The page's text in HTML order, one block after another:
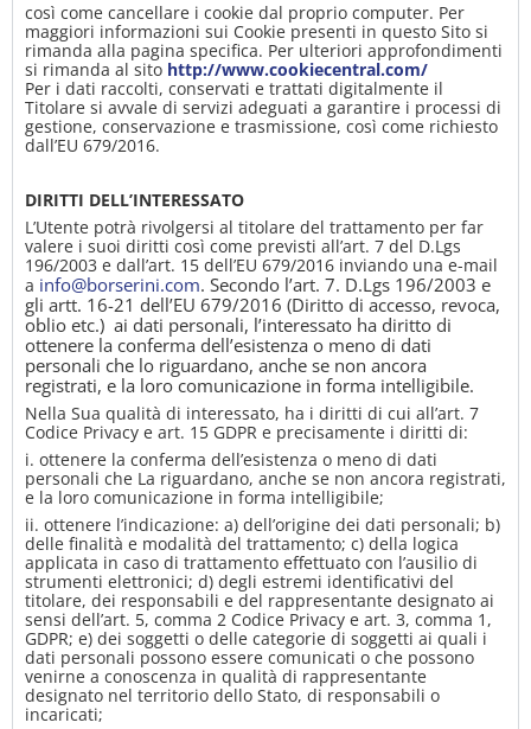
così come cancellare i cookie dal proprio computer. Per
maggiori informazioni sui Cookie presenti in questo Sito si
rimanda alla pagina specifica. Per ulteriori approfondimenti
si rimanda al sito http://www.cookiecentral.com/
Per i dati raccolti, conservati e trattati digitalmente il
Titolare si avvale di servizi adeguati a garantire i processi di
gestione, conservazione e trasmissione, così come richiesto
dall’EU 679/2016.
DIRITTI DELL’INTERESSATO
L’Utente potrà rivolgersi al titolare del trattamento per far
valere i suoi diritti così come previsti all’art. 7 del D.Lgs
196/2003 e dall’art. 15 dell’EU 679/2016 inviando una e-mail
a info@borserini.com. Secondo l’art. 7. D.Lgs 196/2003 e
gli artt. 16-21 dell’EU 679/2016 (Diritto di accesso, revoca,
oblio etc.) ai dati personali, l’interessato ha diritto di
ottenere la conferma dell’esistenza o meno di dati
personali che lo riguardano, anche se non ancora
registrati, e la loro comunicazione in forma intelligibile.
Nella Sua qualità di interessato, ha i diritti di cui all’art. 7
Codice Privacy e art. 15 GDPR e precisamente i diritti di:
i. ottenere la conferma dell’esistenza o meno di dati
personali che La riguardano, anche se non ancora registrati,
e la loro comunicazione in forma intelligibile;
ii. ottenere l’indicazione: a) dell’origine dei dati personali; b)
delle finalità e modalità del trattamento; c) della logica
applicata in caso di trattamento effettuato con l’ausilio di
strumenti elettronici; d) degli estremi identificativi del
titolare, dei responsabili e del rappresentante designato ai
sensi dell’art. 5, comma 2 Codice Privacy e art. 3, comma 1,
GDPR; e) dei soggetti o delle categorie di soggetti ai quali i
dati personali possono essere comunicati o che possono
venirne a conoscenza in qualità di rappresentante
designato nel territorio dello Stato, di responsabili o
incaricati;